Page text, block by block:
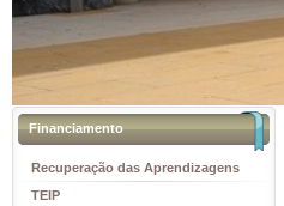
Financiamento
Recuperação das Aprendizagens
TEIP